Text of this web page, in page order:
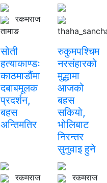
रकमराज
तामाङ
सोती
हत्याकाण्डः
काठमाडौंमा
दबाबमूलक
प्रदर्शन,
बहस
अन्तिमतिर
रुकुमपश्चिम
नरसंहारको
मुद्धामा
आजको
बहस
सकियो,
भोलिबाट
निरन्तर
सुनुवाइ हुने
रकमराज
रकमराज